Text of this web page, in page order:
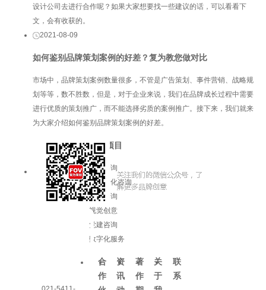
设计公司去进行合作呢？如果大家想要找一些建议的话，可以看看下
文，会有收获的。
2021-08-09
如何鉴别品牌策划案例的好差？复为教您做对比
市场中，品牌策划案例数量很多，不管是广告策划、事件营销、战略规
划等等，数不胜数，但是，对于企业来说，我们在品牌成长过程中需要
进行优质的策划推广，而不能选择劣质的案例推广。接下来，我们就来
为大家介绍如何鉴别品牌策划案例的好差。
服务项目
品牌咨询
企业文化咨询
增长咨询
视觉创意
党建咨询
数字化服务
合
作
资
讯
著
作
关
于
联
系